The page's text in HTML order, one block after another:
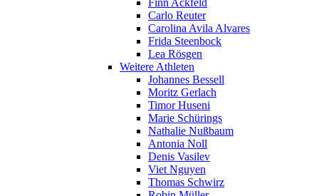
Carlo Reuter
Carolina Avila Alvares
Frida Steenbock
Lea Rösgen
Weitere Athleten
Johannes Bessell
Moritz Gerlach
Timor Huseni
Marie Schürings
Nathalie Nußbaum
Antonia Noll
Denis Vasilev
Viet Nguyen
Thomas Schwirz